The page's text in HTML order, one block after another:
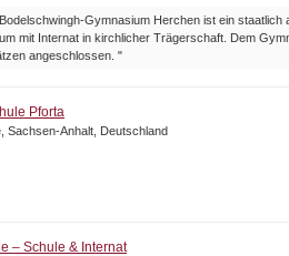
Gymnasium Herchen ist ein staatlich
mit Internat in kirchlicher Trägerschaft. Dem
angeschlossen. "
Pforta
Sachsen-Anhalt, Deutschland
– Schule & Internat